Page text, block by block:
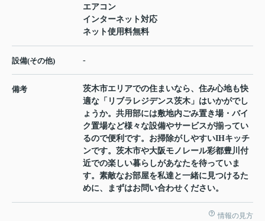
エアコン
インターネット対応
ネット使用料無料
設備(その他) -
備考
茨木市エリアでの住まいなら、住み心地も快
適な「リブラレジデンス茨木」はいかがでし
ょうか。共用部には敷地内ごみ置き場・バイ
ク置場など様々な設備やサービスが揃ってい
るので便利です。お掃除がしやすいIHキッチ
ンです。茨木市や大阪モノレール彩都豊川付
近での楽しい暮らしがあなたを待っていま
す。素敵なお部屋を私達と一緒に見つけるた
めに、まずはお問い合わせください。
情報の見方